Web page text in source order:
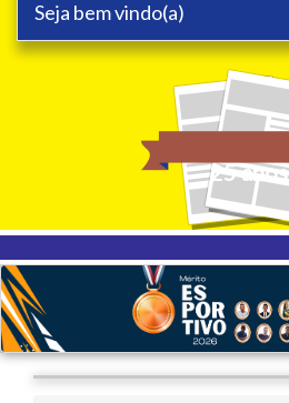
Seja bem vindo(a)
25 anos